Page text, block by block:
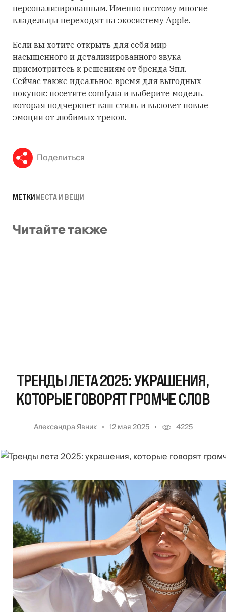
персонализированным. Именно поэтому многие
владельцы переходят на экосистему Apple.
Если вы хотите открыть для себя мир
насыщенного и детализированного звука –
присмотритесь к решениям от бренда Эпл.
Сейчас также идеальное время для выгодных
покупок: посетите comfy.ua и выберите модель,
которая подчеркнет ваш стиль и вызовет новые
эмоции от любимых треков.
Поделиться
МЕТКИМЕСТА И ВЕЩИ
Читайте также
ТРЕНДЫ ЛЕТА 2025: УКРАШЕНИЯ,
КОТОРЫЕ ГОВОРЯТ ГРОМЧЕ СЛОВ
Александра Явник 12 мая 2025 4225